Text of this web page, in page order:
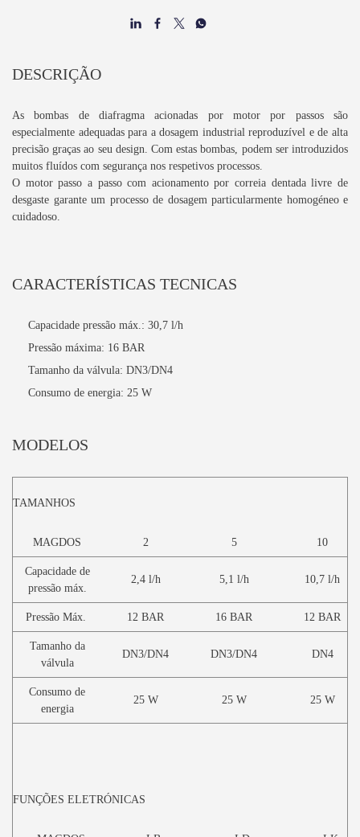
DESCRIÇÃO
As bombas de diafragma acionadas por motor por passos são
especialmente adequadas para a dosagem industrial reproduzível e de alta
precisão graças ao seu design. Com estas bombas, podem ser introduzidos
muitos fluídos com segurança nos respetivos processos.
O motor passo a passo com acionamento por correia dentada livre de
desgaste garante um processo de dosagem particularmente homogéneo e
cuidadoso.
CARACTERÍSTICAS TECNICAS
Capacidade pressão máx.: 30,7 l/h
Pressão máxima: 16 BAR
Tamanho da válvula: DN3/DN4
Consumo de energia: 25 W
MODELOS
TAMANHOS
MAGDOS 2 5 10
Capacidade de
pressão máx.
2,4 l/h 5,1 l/h 10,7 l/h
Pressão Máx. 12 BAR 16 BAR 12 BAR
Tamanho da
válvula
DN3/DN4 DN3/DN4 DN4
Consumo de
energia
25 W 25 W 25 W
FUNÇÕES ELETRÓNICAS